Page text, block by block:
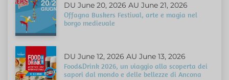
DU June 20, 2026 AU June 21, 2026
Offagna Buskers Festival, arte e magia nel
borgo medievale
DU June 12, 2026 AU June 13, 2026
Food&Drink 2026, un viaggio alla scoperta dei
sapori dal mondo e delle bellezze di Ancona